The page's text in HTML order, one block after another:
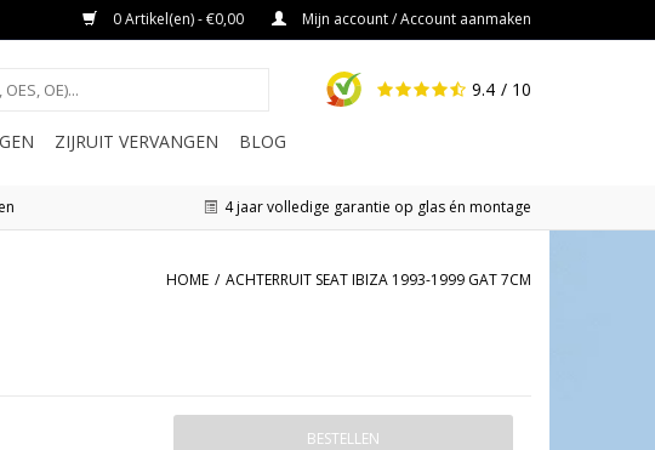
0 Artikel(en) - €0,00 Mijn account / Account aanmaken
9.4 / 10
ZIJRUIT VERVANGEN BLOG
4 jaar volledige garantie op glas én montage
HOME / ACHTERRUIT SEAT IBIZA 1993-1999 GAT 7CM
BESTELLEN